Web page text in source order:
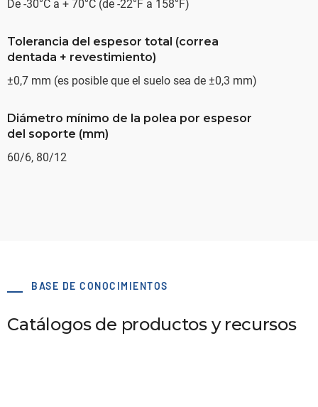
De -30°C a + 70°C (de -22°F a 158°F)
Tolerancia del espesor total (correa
dentada + revestimiento)
±0,7 mm (es posible que el suelo sea de ±0,3 mm)
Diámetro mínimo de la polea por espesor
del soporte (mm)
60/6, 80/12
BASE DE CONOCIMIENTOS
Catálogos de productos y recursos